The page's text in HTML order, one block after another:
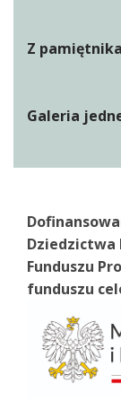
Z
Galeria
Dziedzictwa
Funduszu
funduszu